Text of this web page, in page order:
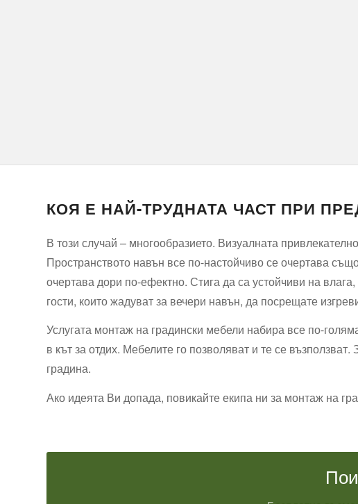
КОЯ Е НАЙ-ТРУДНАТА ЧАСТ ПРИ
В този случай – многообразието. Визуалната
Пространството навън все по-настойчиво се очертава
очертава дори по-ефектно. Стига да са устойчиви на
гости, които жадуват за вечери навън, да посрещате
Услугата монтаж на градински мебели набира все по-
в кът за отдих. Мебелите го позволяват и те се
градина.
Ако идеята Ви допада, повикайте екипа ни за монтаж на